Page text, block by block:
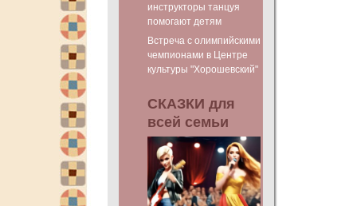
инструкторы танцуя
помогают детям
Встреча с олимпийскими
чемпионами в Центре
культуры "Хорошевский"
СКАЗКИ для
всей семьи